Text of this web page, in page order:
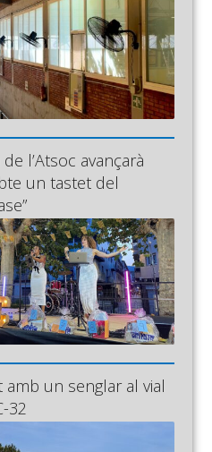
l’Atsoc avançarà
un tastet del
amb un senglar al vial
32